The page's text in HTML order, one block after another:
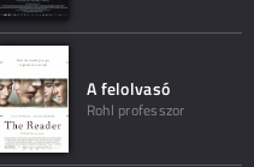
A felolvasó
Rohl professzor